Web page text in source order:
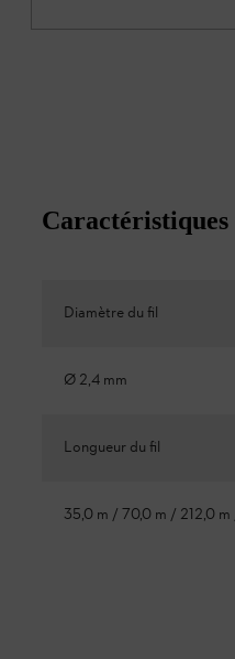
Caractéristiques
Diamètre du fil
Ø 2,4 mm
Longueur du fil
35,0 m / 70,0 m / 212,0